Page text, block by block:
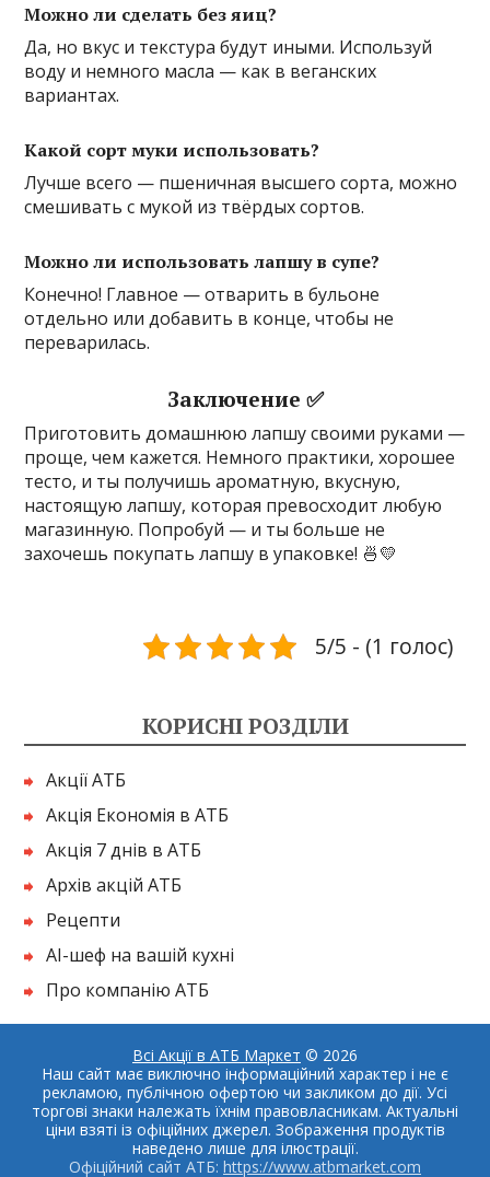
Можно ли сделать без яиц?
Да, но вкус и текстура будут иными. Используй
воду и немного масла — как в веганских
вариантах.
Какой сорт муки использовать?
Лучше всего — пшеничная высшего сорта, можно
смешивать с мукой из твёрдых сортов.
Можно ли использовать лапшу в супе?
Конечно! Главное — отварить в бульоне
отдельно или добавить в конце, чтобы не
переварилась.
Заключение ✅
Приготовить домашнюю лапшу своими руками —
проще, чем кажется. Немного практики, хорошее
тесто, и ты получишь ароматную, вкусную,
настоящую лапшу, которая превосходит любую
магазинную. Попробуй — и ты больше не
захочешь покупать лапшу в упаковке! 🍜💛
5/5 - (1 голос)
КОРИСНІ РОЗДІЛИ
Акції АТБ
Акція Економія в АТБ
Акція 7 днів в АТБ
Архів акцій АТБ
Рецепти
AI-шеф на вашій кухні
Про компанію АТБ
Всі Акції в АТБ Маркет © 2026
Наш сайт має виключно інформаційний характер і не є
рекламою, публічною офертою чи закликом до дії. Усі
торгові знаки належать їхнім правовласникам. Актуальні
ціни взяті із офіційних джерел. Зображення продуктів
наведено лише для ілюстрації.
Офіційний сайт АТБ: https://www.atbmarket.com